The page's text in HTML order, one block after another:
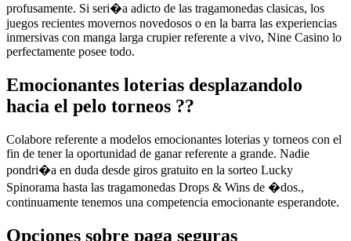
profusamente. Si seri�a adicto de las tragamonedas clasicas, los
juegos recientes movernos novedosos o en la barra las experiencias
inmersivas con manga larga crupier referente a vivo, Nine Casino lo
perfectamente posee todo.
Emocionantes loterias desplazandolo
hacia el pelo torneos ??
Colabore referente a modelos emocionantes loterias y torneos con el
fin de tener la oportunidad de ganar referente a grande. Nadie
pondri�a en duda desde giros gratuito en la sorteo Lucky
Spinorama hasta las tragamonedas Drops & Wins de �dos.,
continuamente tenemos una competencia emocionante esperandote.
Opciones sobre paga seguras